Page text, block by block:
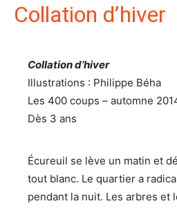
Collation d’hiver
Collation d’hiver
Illustrations : Philippe Béha
Les 400 coups – automne
Dès 3 ans
Écureuil se lève un matin et
tout blanc. Le quartier a
pendant la nuit. Les arbres et